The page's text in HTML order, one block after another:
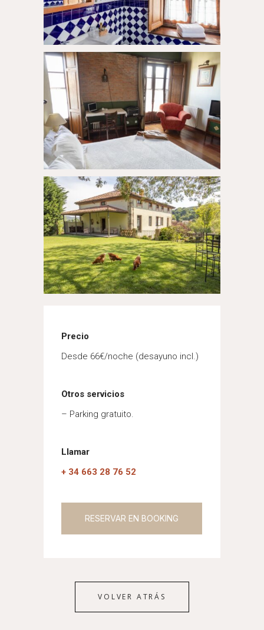
Precio
Desde 66€/noche (desayuno incl.)
Otros servicios
– Parking gratuito.
Llamar
+ 34 663 28 76 52
RESERVAR EN BOOKING
VOLVER ATRÁS